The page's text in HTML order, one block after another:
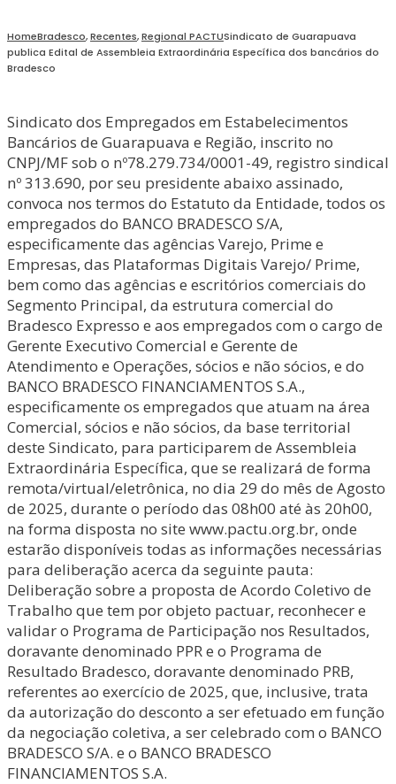
HomeBradesco,Recentes,Regional PACTUSindicato de Guarapuava
publica Edital de Assembleia Extraordinária Específica dos bancários do
Bradesco
Sindicato dos Empregados em Estabelecimentos
Bancários de Guarapuava e Região, inscrito no
CNPJ/MF sob o nº78.279.734/0001-49, registro sindical
nº 313.690, por seu presidente abaixo assinado,
convoca nos termos do Estatuto da Entidade, todos os
empregados do BANCO BRADESCO S/A,
especificamente das agências Varejo, Prime e
Empresas, das Plataformas Digitais Varejo/ Prime,
bem como das agências e escritórios comerciais do
Segmento Principal, da estrutura comercial do
Bradesco Expresso e aos empregados com o cargo de
Gerente Executivo Comercial e Gerente de
Atendimento e Operações, sócios e não sócios, e do
BANCO BRADESCO FINANCIAMENTOS S.A.,
especificamente os empregados que atuam na área
Comercial, sócios e não sócios, da base territorial
deste Sindicato, para participarem de Assembleia
Extraordinária Específica, que se realizará de forma
remota/virtual/eletrônica, no dia 29 do mês de Agosto
de 2025, durante o período das 08h00 até às 20h00,
na forma disposta no site www.pactu.org.br, onde
estarão disponíveis todas as informações necessárias
para deliberação acerca da seguinte pauta:
Deliberação sobre a proposta de Acordo Coletivo de
Trabalho que tem por objeto pactuar, reconhecer e
validar o Programa de Participação nos Resultados,
doravante denominado PPR e o Programa de
Resultado Bradesco, doravante denominado PRB,
referentes ao exercício de 2025, que, inclusive, trata
da autorização do desconto a ser efetuado em função
da negociação coletiva, a ser celebrado com o BANCO
BRADESCO S/A. e o BANCO BRADESCO
FINANCIAMENTOS S.A.